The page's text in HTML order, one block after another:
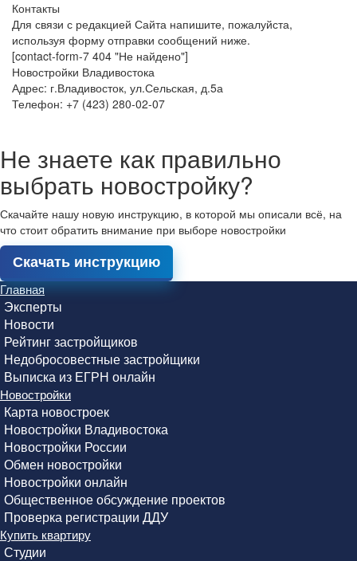
Контакты
Для связи с редакцией Сайта напишите, пожалуйста,
используя форму отправки сообщений ниже.
[contact-form-7 404 "Не найдено"]
Новостройки Владивостока
Адрес: г.Владивосток, ул.Сельская, д.5а
Телефон: +7 (423) 280-02-07
Не знаете как правильно
выбрать новостройку?
Скачайте нашу новую инструкцию, в которой мы описали всё, на
что стоит обратить внимание при выборе новостройки
Скачать инструкцию
Главная
Эксперты
Новости
Рейтинг застройщиков
Недобросовестные застройщики
Выписка из ЕГРН онлайн
Новостройки
Карта новостроек
Новостройки Владивостока
Новостройки России
Обмен новостройки
Новостройки онлайн
Общественное обсуждение проектов
Проверка регистрации ДДУ
Купить квартиру
Студии